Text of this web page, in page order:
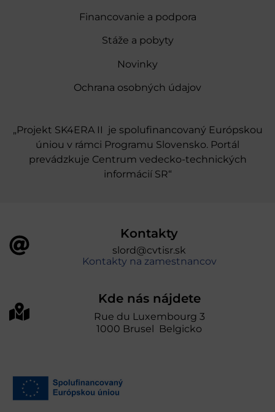
Financovanie a podpora
Stáže a pobyty
Novinky
Ochrana osobných údajov
„Projekt SK4ERA II je spolufinancovaný Európskou
úniou v rámci Programu Slovensko. Portál
prevádzkuje Centrum vedecko-technických
informácií SR“
Kontakty
slord@cvtisr.sk
Kontakty na zamestnancov
Kde nás nájdete
Rue du Luxembourg 3
1000 Brusel Belgicko